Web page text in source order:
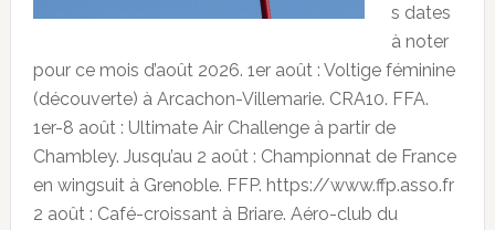
s dates
à noter
pour ce mois d’août 2026. 1er août : Voltige féminine
(découverte) à Arcachon-Villemarie. CRA10. FFA.
1er-8 août : Ultimate Air Challenge à partir de
Chambley. Jusqu’au 2 août : Championnat de France
en wingsuit à Grenoble. FFP. https://www.ffp.asso.fr
2 août : Café-croissant à Briare. Aéro-club du